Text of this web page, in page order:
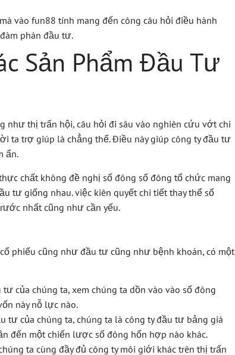
vào fun88 tính mang đến công câu hỏi điều hành
phán đầu tư.
Sản Phẩm Đầu Tư
thị trấn hội, câu hỏi đi sâu vào nghiên cứu vớt chi
ta trợ giúp là chẳng thể. Điều này giúp công ty đầu tư
ẩn.
chất không đề nghị số đông số đông tổ chức mang
tư giống nhau. việc kiên quyết chi tiết thay thể số
nhất cũng như cần yếu.
phiếu cũng như đầu tư cũng như bệnh khoán, có một
của chúng ta, xem chúng ta dồn vào vào số đông
này nỗ lực nào.
tư của chúng ta, chúng ta là công ty đầu tư bảng giá
đến một chiến lược số đông hổn hợp nào khác.
ta cùng đầy đủ công ty môi giới khác trên thị trấn